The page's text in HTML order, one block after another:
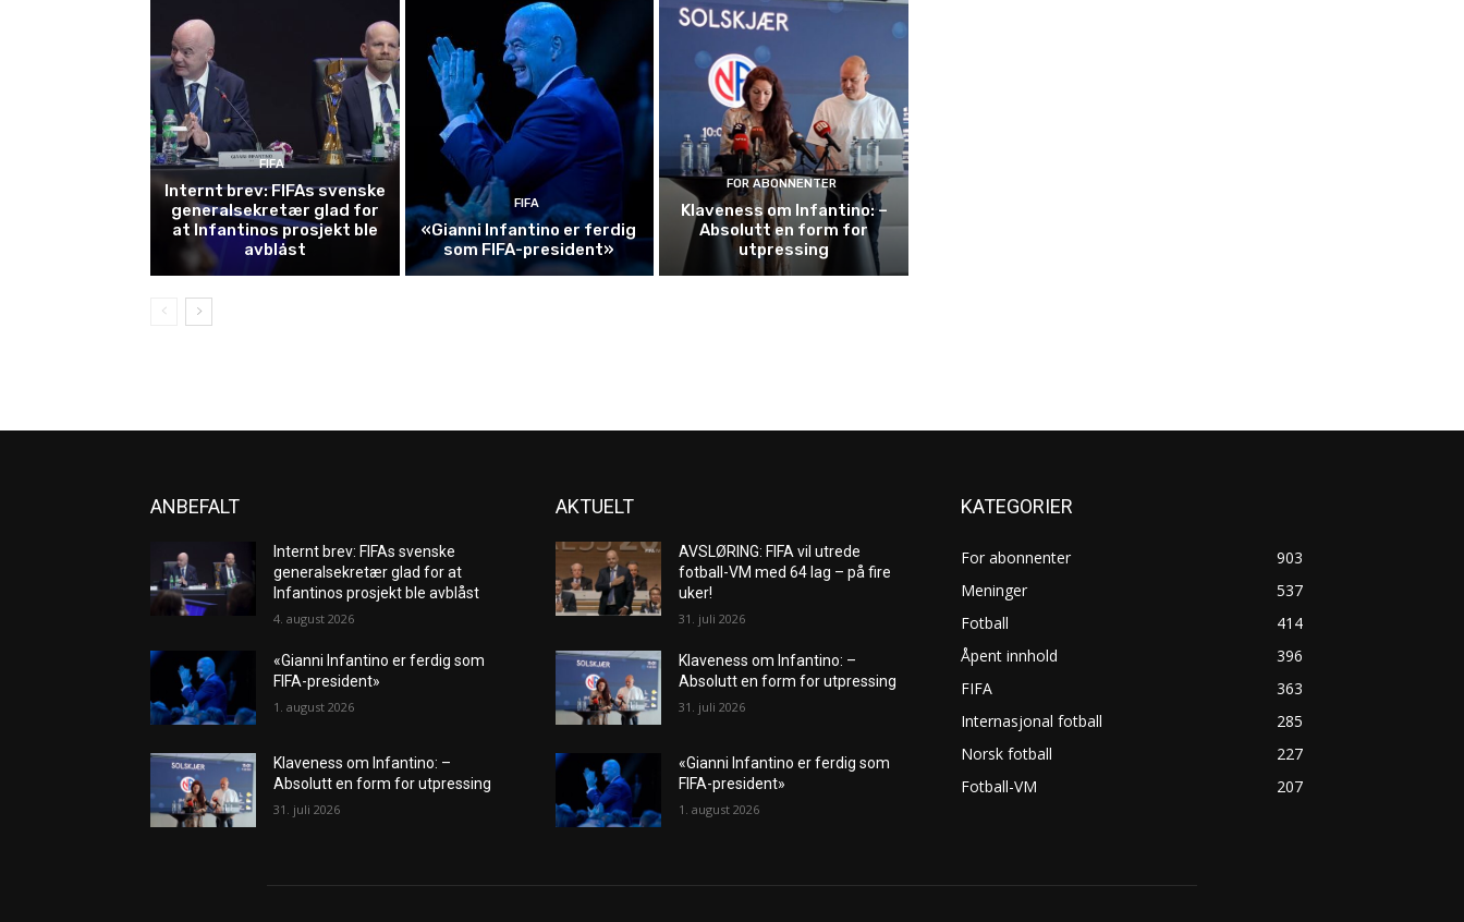
FIFA
Internt brev: FIFAs svenske
generalsekretær glad for
at Infantinos prosjekt ble
avblåst
FIFA
«Gianni Infantino er ferdig
som FIFA-president»
FOR ABONNENTER
Klaveness om Infantino: –
Absolutt en form for
utpressing
ANBEFALT
Internt brev: FIFAs svenske
generalsekretær glad for at
Infantinos prosjekt ble avblåst
4. august 2026
«Gianni Infantino er ferdig som
FIFA-president»
1. august 2026
Klaveness om Infantino: –
Absolutt en form for utpressing
31. juli 2026
AKTUELT
AVSLØRING: FIFA vil utrede
fotball-VM med 64 lag – på fire
uker!
31. juli 2026
Klaveness om Infantino: –
Absolutt en form for utpressing
31. juli 2026
«Gianni Infantino er ferdig som
FIFA-president»
1. august 2026
KATEGORIER
For abonnenter
903
Meninger
537
Fotball
414
Åpent innhold
396
FIFA
363
Internasjonal fotball
285
Norsk fotball
227
Fotball-VM
207